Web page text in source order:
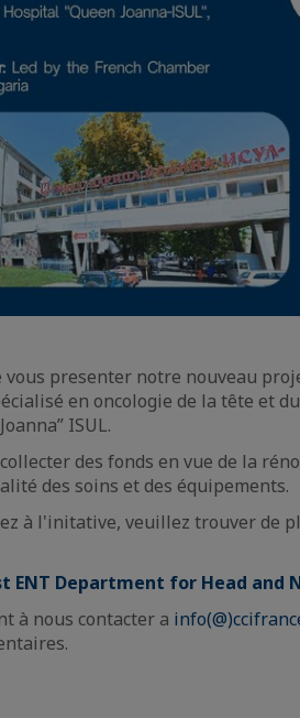
presenter notre nouveau
en oncologie de la tête et
ISUL.
des fonds en vue de la
des soins et des équipements.
à l'initative, veuillez trouver de
Department for Head and
à nous contacter a